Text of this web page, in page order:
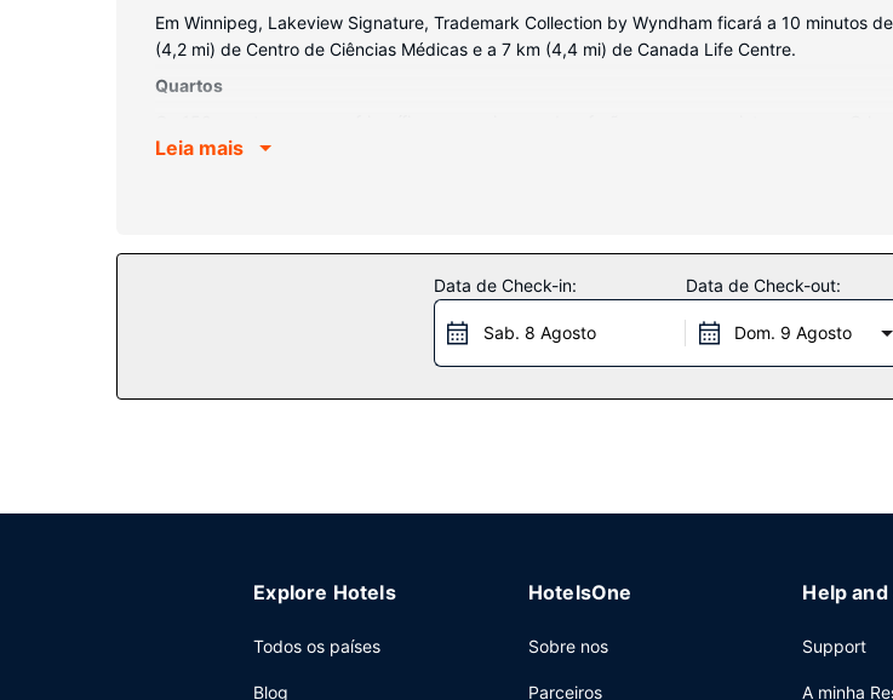
Em Winnipeg, Lakeview Signature, Trademark Collection by Wyndham ficará a 10 minutos
(4,2 mi) de Centro de Ciências Médicas e a 7 km (4,4 mi) de Canada Life Centre.
Quartos
cabo e um leitor de DVD. Ligue-se à internet sem fios para estar sempre conectado. As
hotel disponibiliza ainda um salão de banquetes e uma máquina de venda automática.
Venha tomar um copo num dos 2 bares/lounges. O hotel serve pequenos-almoços
Leia mais
Data de Check-in:
Sab. 8 Agosto
Data de Check-out:
Dom. 9 Agosto
Explore Hotels
Todos os países
Blog
HotelsOne
Sobre nos
Parceiros
Help
Support
A minha